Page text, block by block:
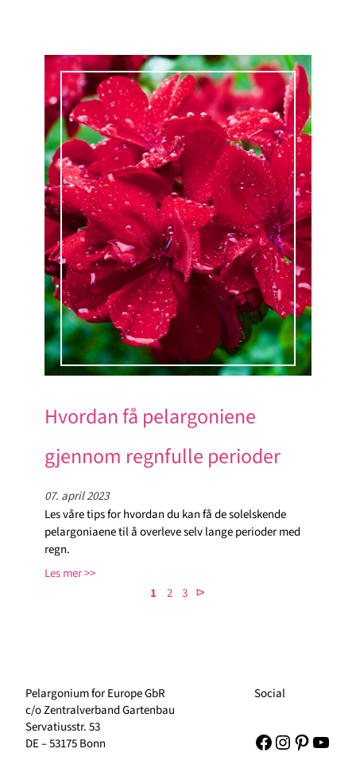
Hvordan få pelargoniene
gjennom regnfulle perioder
07. april 2023
Les våre tips for hvordan du kan få de solelskende
pelargoniaene til å overleve selv lange perioder med
regn.
Les mer
1
2 3 ⊳
Pelargonium for Europe GbR
c/o Zentralverband Gartenbau
Servatiusstr. 53
DE – 53175 Bonn
Social
Facebook
Instagram